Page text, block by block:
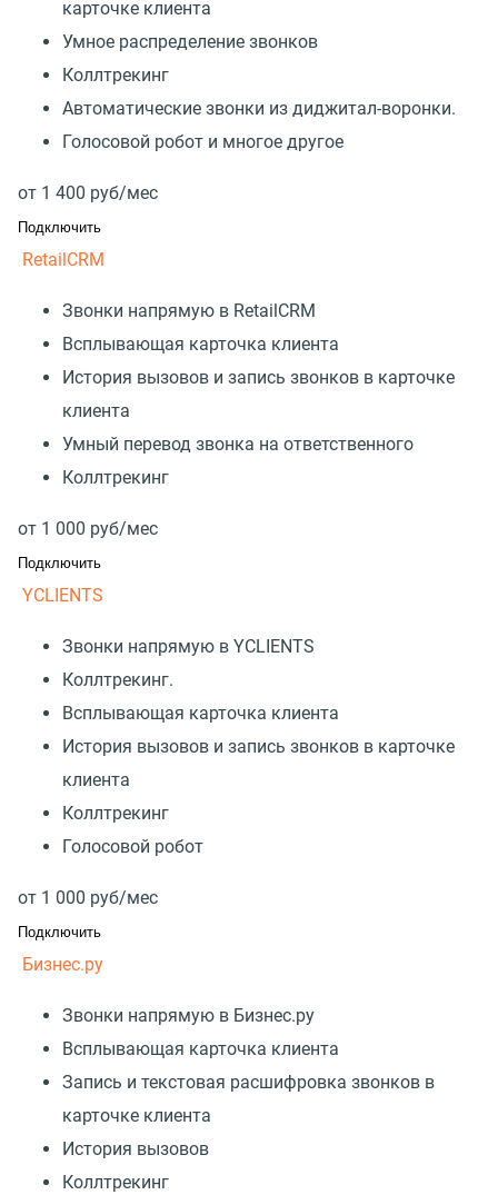
карточке клиента
Умное распределение звонков
Коллтрекинг
Автоматические звонки из диджитал-воронки.
Голосовой робот и многое другое
от 1 400 руб/мес
Подключить
RetailCRM
Звонки напрямую в RetailCRM
Всплывающая карточка клиента
История вызовов и запись звонков в карточке
клиента
Умный перевод звонка на ответственного
Коллтрекинг
от 1 000 руб/мес
Подключить
YCLIENTS
Звонки напрямую в YCLIENTS
Коллтрекинг.
Всплывающая карточка клиента
История вызовов и запись звонков в карточке
клиента
Коллтрекинг
Голосовой робот
от 1 000 руб/мес
Подключить
Бизнес.ру
Звонки напрямую в Бизнес.ру
Всплывающая карточка клиента
Запись и текстовая расшифровка звонков в
карточке клиента
История вызовов
Коллтрекинг